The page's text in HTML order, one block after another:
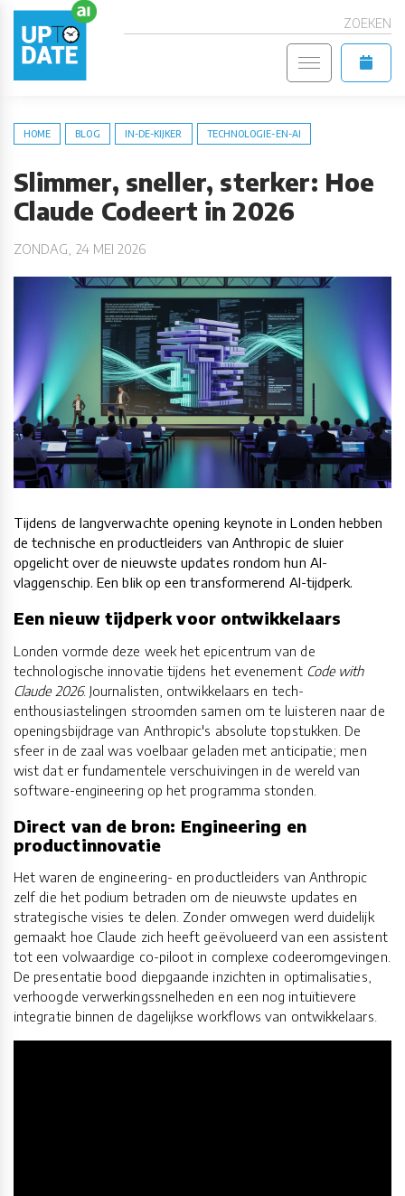
ZOEKEN
HOME BLOG IN-DE-KIJKER TECHNOLOGIE-EN-AI
Slimmer, sneller, sterker: Hoe
Claude Codeert in 2026
ZONDAG, 24 MEI 2026
Tijdens de langverwachte opening keynote in Londen hebben
de technische en productleiders van Anthropic de sluier
opgelicht over de nieuwste updates rondom hun AI-
vlaggenschip. Een blik op een transformerend AI-tijdperk.
Een nieuw tijdperk voor ontwikkelaars
Londen vormde deze week het epicentrum van de
technologische innovatie tijdens het evenement Code with
Claude 2026. Journalisten, ontwikkelaars en tech-
enthousiastelingen stroomden samen om te luisteren naar de
openingsbijdrage van Anthropic's absolute topstukken. De
sfeer in de zaal was voelbaar geladen met anticipatie; men
wist dat er fundamentele verschuivingen in de wereld van
software-engineering op het programma stonden.
Direct van de bron: Engineering en
productinnovatie
Het waren de engineering- en productleiders van Anthropic
zelf die het podium betraden om de nieuwste updates en
strategische visies te delen. Zonder omwegen werd duidelijk
gemaakt hoe Claude zich heeft geëvolueerd van een assistent
tot een volwaardige co-piloot in complexe codeeromgevingen.
De presentatie bood diepgaande inzichten in optimalisaties,
verhoogde verwerkingssnelheden en een nog intuïtievere
integratie binnen de dagelijkse workflows van ontwikkelaars.